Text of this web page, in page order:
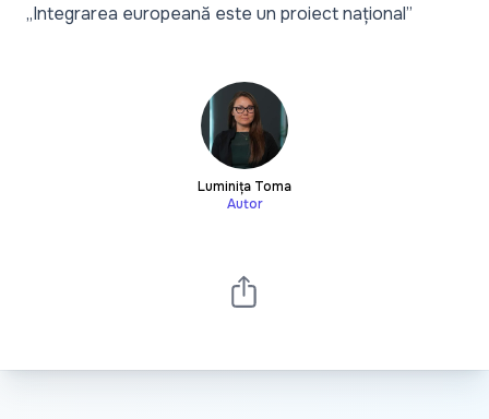
„Integrarea europeană este un proiect național”
Luminița Toma
Autor